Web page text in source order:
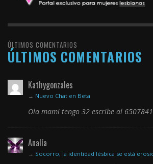
ÚLTIMOS COMENTARIOS
ÚLTIMOS COMENTARIOS
Kathygonzales
→ Nuevo Chat en Beta
Ola mami tengo 32 escribe al
Analía
→ Socorro, la identidad lésbica se está